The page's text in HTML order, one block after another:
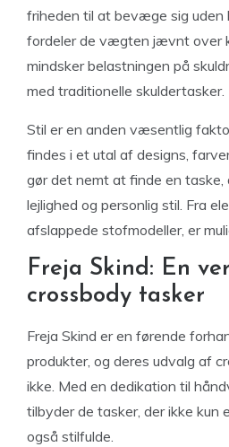
friheden til at bevæge sig
fordeler de vægten jævnt over
mindsker belastningen på
med traditionelle skuldertasker.
Stil er en anden væsentlig
findes i et utal af designs,
gør det nemt at finde en taske,
lejlighed og personlig stil. Fra
afslappede stofmodeller, er
Freja Skind: En
crossbody tasker
Freja Skind er en førende
produkter, og deres udvalg af
ikke. Med en dedikation til
tilbyder de tasker, der ikke kun
også stilfulde.